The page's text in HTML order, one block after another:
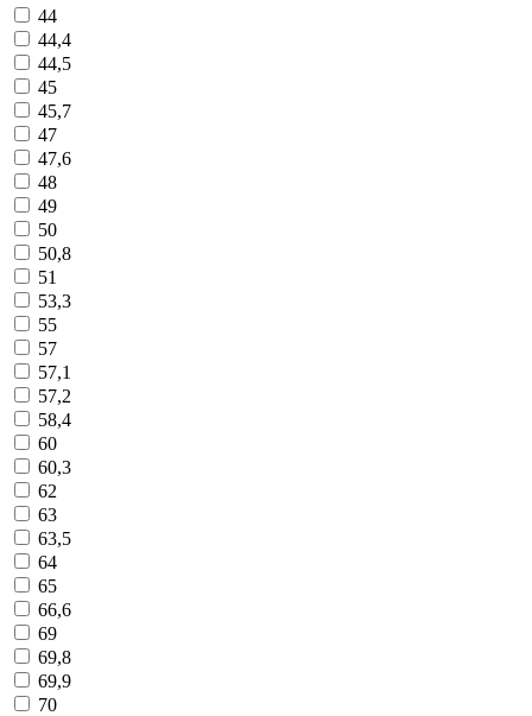
44
44,4
44,5
45
45,7
47
47,6
48
49
50
50,8
51
53,3
55
57
57,1
57,2
58,4
60
60,3
62
63
63,5
64
65
66,6
69
69,8
69,9
70